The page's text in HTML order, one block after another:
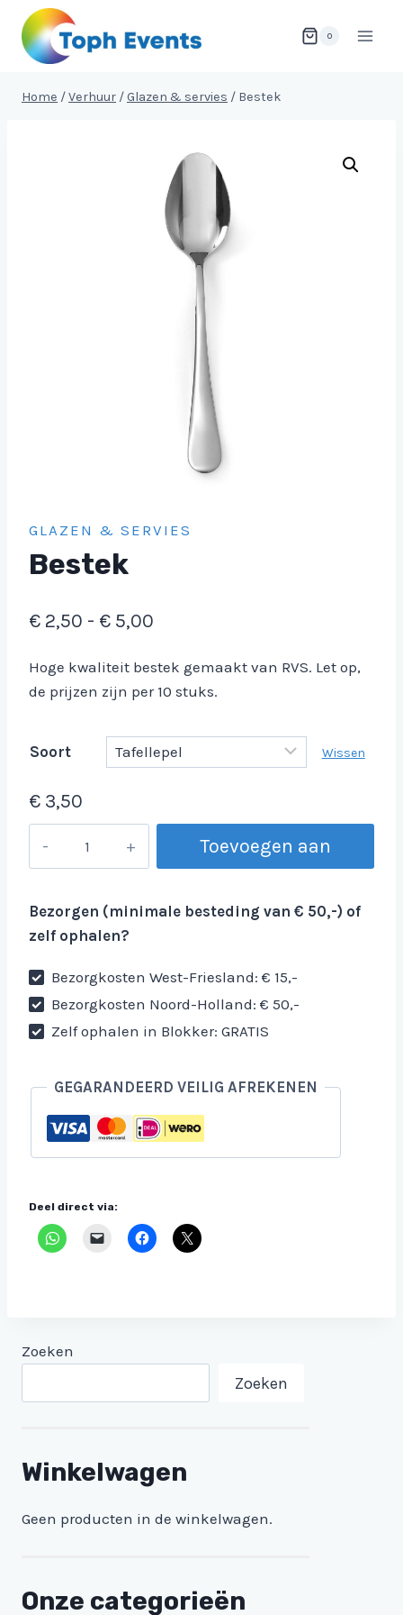
Doorgaan
naar
inhoud
0
Home /Verhuur / Glazen & servies / Bestek
GLAZEN & SERVIES
Bestek
€ 2,50 - € 5,00
Hoge kwaliteit bestek gemaakt van RVS. Let op,
de prijzen zijn per 10 stuks.
Soort Wissen
€ 3,50
Toevoegen aan
Bezorgen (minimale besteding van € 50,-) of
zelf ophalen?
Bezorgkosten West-Friesland: € 15,-
Bezorgkosten Noord-Holland: € 50,-
Zelf ophalen in Blokker: GRATIS
GEGARANDEERD VEILIG AFREKENEN
Deel direct via:
Zoeken
Zoeken
Winkelwagen
Geen producten in de winkelwagen.
Onze categorieën